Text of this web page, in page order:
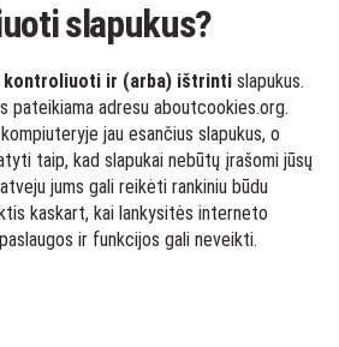
slapukus?
kontroliuoti ir (arba) ištrinti slapukus.
pateikiama adresu aboutcookies.org.
jau esančius slapukus, o
taip, kad slapukai nebūtų įrašomi jūsų
jums gali reikėti rankiniu būdu
kaskart, kai lankysitės interneto
ir funkcijos gali neveikti.